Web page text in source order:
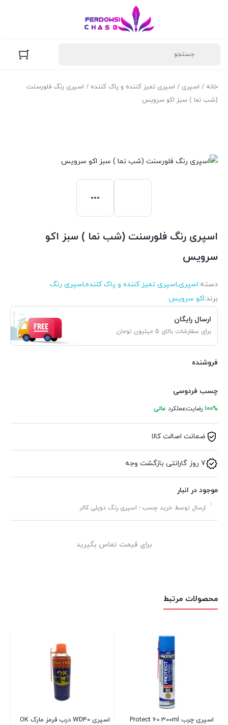
خانه / اسپری / اسپری تمیز کننده و پاک کننده / اسپری رنگ فلورسنت
(شب نما ) سبز اکو سرویس
اسپری رنگ فلورسنت (شب نما ) سبز اکو
سرویس
دسته:اسپری,اسپری تمیز کننده و پاک کننده,اسپری رنگ
برند:اکو سرویس
ارسال رایگان
برای سفارشات بالای 5 میلیون تومان
فروشنده
چسب فردوسی
100% رضایتعملکرد عالی
ضمانت اصالت کالا
7 روز گارانتی بازگشت وجه
موجود در انبار
ارسال توسط خرید چسب - اسپری رنگ دوپلی کالر.
برای قیمت تماس بگیرید
محصولات مرتبط
اسپری چرب Protect 60 300ml اسپری WD40 درب قرمز مارک OK